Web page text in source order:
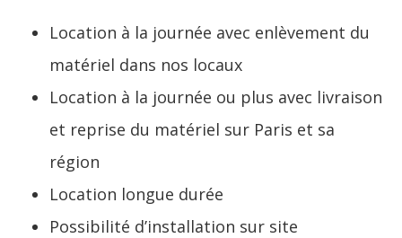
Location à la journée avec enlèvement du
matériel dans nos locaux
Location à la journée ou plus avec livraison
et reprise du matériel sur Paris et sa
région
Location longue durée
Possibilité d’installation sur site